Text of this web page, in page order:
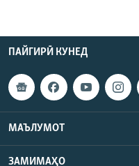
ПАЙГИРӢ КУНЕД
МАЪЛУМОТ
ЗАМИМАҲО